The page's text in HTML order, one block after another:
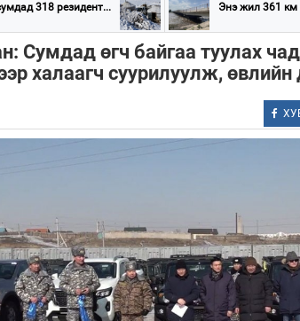
318 резидент... Энэ жил 361 км
Сумдад өгч байгаа туулах
халаагч суурилуулж, өвлийн